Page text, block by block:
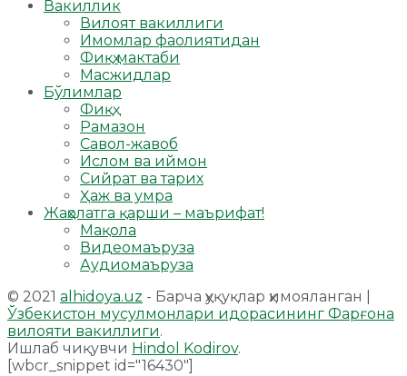
Вакиллик
Вилоят вакиллиги
Имомлар фаолиятидан
Фиқҳ мактаби
Масжидлар
Бўлимлар
Фиқҳ
Рамазон
Савол-жавоб
Ислом ва иймон
Сийрат ва тарих
Ҳаж ва умра
Жаҳолатга қарши – маърифат!
Мақола
Видеомаъруза
Аудиомаъруза
© 2021 alhidoya.uz - Барча ҳуқуқлар ҳимояланган |
Ўзбекистон мусулмонлари идорасининг Фарғона
вилояти вакиллиги.
Ишлаб чиқувчи Hindol Kodirov.
[wbcr_snippet id="16430"]